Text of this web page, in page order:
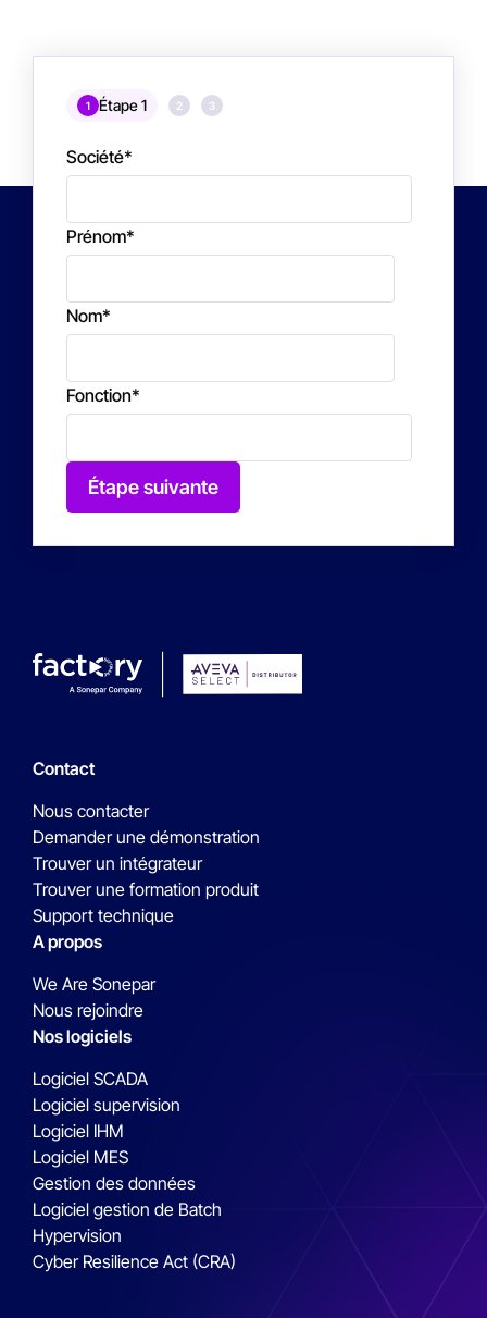
1 Étape 1 2 3
Société*
Prénom*
Nom*
Fonction*
Étape suivante
Contact
Nous contacter
Demander une démonstration
Trouver un intégrateur
Trouver une formation produit
Support technique
A propos
We Are Sonepar
Nous rejoindre
Nos logiciels
Logiciel SCADA
Logiciel supervision
Logiciel IHM
Logiciel MES
Gestion des données
Logiciel gestion de Batch
Hypervision
Cyber Resilience Act (CRA)